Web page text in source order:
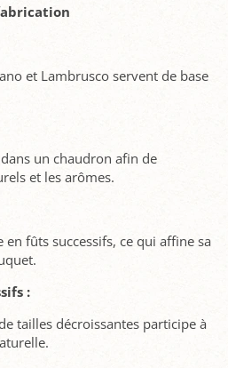
et Lambrusco servent de base
un chaudron afin de
et les arômes.
fûts successifs, ce qui affine sa
:
tailles décroissantes participe à